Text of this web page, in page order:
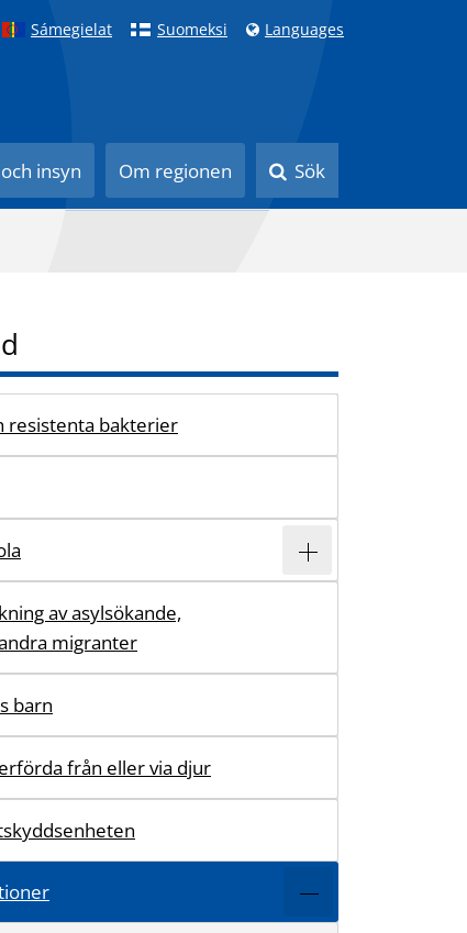
Sámegielat Suomeksi Languages
insyn Om regionen Sök
resistenta bakterier
av asylsökande,
migranter
barn
från eller via djur